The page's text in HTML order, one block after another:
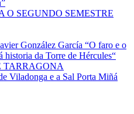
O SEGUNDO SEMESTRE
González García “O faro e o
historia da Torre de Hércules“
Viladonga e a Sal Porta Miñá